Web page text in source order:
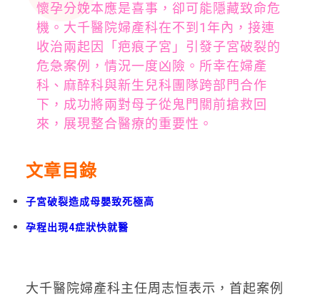
懷孕分娩本應是喜事，卻可能隱藏致命危
機。大千醫院婦產科在不到1年內，接連
收治兩起因「疤痕子宮」引發子宮破裂的
危急案例，情況一度凶險。所幸在婦產
科、麻醉科與新生兒科團隊跨部門合作
下，成功將兩對母子從鬼門關前搶救回
來，展現整合醫療的重要性。
文章目錄
子宮破裂造成母嬰致死極高
孕程出現4症狀快就醫
大千醫院婦產科主任周志恒表示，首起案例